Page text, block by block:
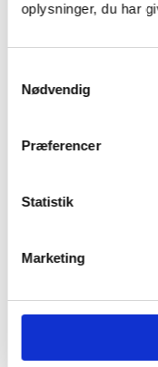
oplysninger, du har
Nødvendig
Præferencer
Statistik
Marketing